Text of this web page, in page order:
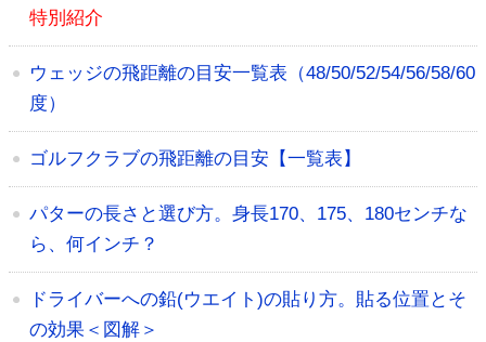
特別紹介
ウェッジの飛距離の目安一覧表（48/50/52/54/56/58/60
度）
ゴルフクラブの飛距離の目安【一覧表】
パターの長さと選び方。身長170、175、180センチな
ら、何インチ？
ドライバーへの鉛(ウエイト)の貼り方。貼る位置とそ
の効果＜図解＞